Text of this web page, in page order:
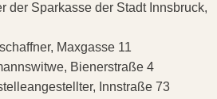
der Sparkasse der Stadt Innsbruck,
Maxgasse 11
Bienerstraße 4
Innstraße 73